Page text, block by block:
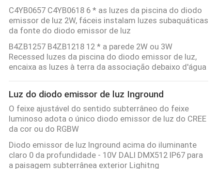
CONTROLE
DA
QUALIDADE
CONTACTE-
NOS
NOTÍCIA
CASOS
C4YB0657 C4YB0618 6 * as luzes da piscina do diodo
emissor de luz 2W, fáceis instalam luzes subaquáticas
da fonte do diodo emissor de luz
B4ZB1257 B4ZB1218 12 * a parede 2W ou 3W
Recessed luzes da piscina do diodo emissor de luz,
encaixa as luzes à terra da associação debaixo d'água
Luz do diodo emissor de luz Inground
O feixe ajustável do sentido subterrâneo do feixe
luminoso adota o único diodo emissor de luz do CREE
da cor ou do RGBW
Diodo emissor de luz Inground acima do iluminante
claro 0 da profundidade - 10V DALI DMX512 IP67 para
a paisagem subterrânea exterior Lighitng